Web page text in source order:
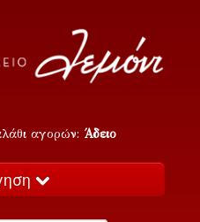
αγορών: Άδειο